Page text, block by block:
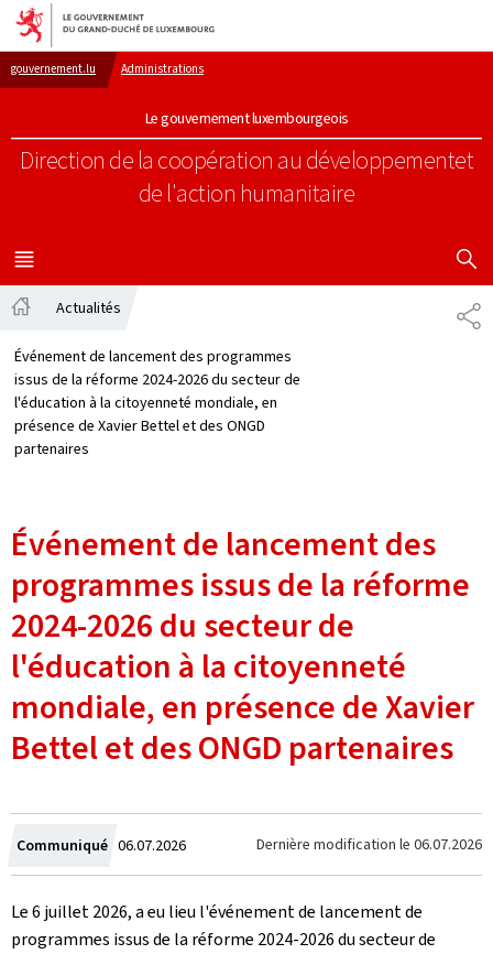
Aller au menu principal
Aller au contenu
gouvernement.lu Administrations
Le gouvernement luxembourgeois
Direction de la coopération au développementet
de l'action humanitaire
MENU
PRINCIPAL
Actualités
Événement de lancement des programmes
issus de la réforme 2024-2026 du secteur de
l'éducation à la citoyenneté mondiale, en
présence de Xavier Bettel et des ONGD
partenaires
Événement de lancement des
programmes issus de la réforme
2024-2026 du secteur de
l'éducation à la citoyenneté
mondiale, en présence de Xavier
Bettel et des ONGD partenaires
Communiqué Crée
le
06.07.2026 Dernière modification le 06.07.2026
Le 6 juillet 2026, a eu lieu l'événement de lancement de
programmes issus de la réforme 2024-2026 du secteur de